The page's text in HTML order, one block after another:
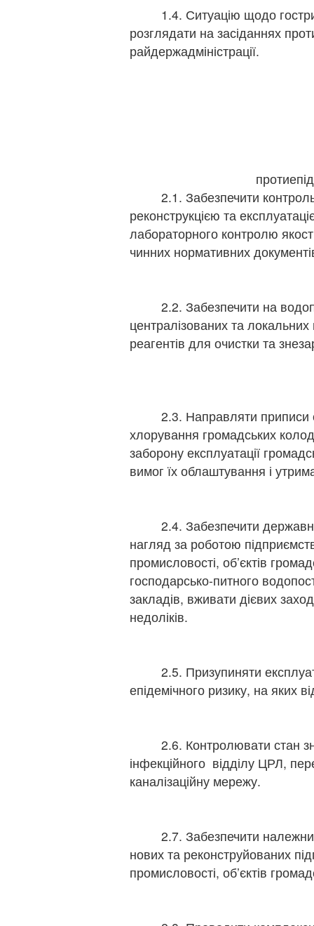
1.4. Ситуацію щодо
розглядати на засіданнях
райдержадміністрації.
2.1. Забезпечити контроль
реконструкцією та
лабораторного контролю
чинних нормативних
2.2. Забезпечити на
централізованих та
реагентів для очистки та
2.3. Направляти приписи
хлорування громадських
заборону експлуатації
вимог їх облаштування і
2.4. Забезпечити
нагляд за роботою
промисловості, об’єктів
господарсько-питного
закладів, вживати дієвих
недоліків.
2.5. Призупиняти
епідемічного ризику, на яких
2.6. Контролювати стан
інфекційного відділу ЦРЛ,
каналізаційну мережу.
2.7. Забезпечити
нових та реконструйованих
промисловості, об’єктів